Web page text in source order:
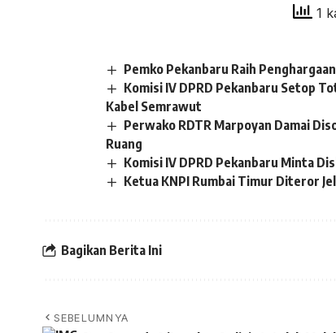
1
Pemko Pekanbaru Raih
Komisi IV DPRD Pekanbaru Setop
Kabel Semrawut
Perwako RDTR Marpoyan Damai
Ruang
Komisi IV DPRD Pekanbaru Minta
Ketua KNPI Rumbai Timur Diteror
Bagikan Berita Ini
SEBELUMNYA